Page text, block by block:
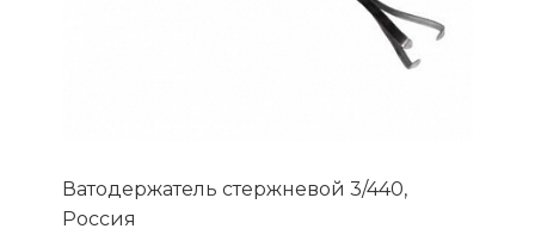
Ватодержатель стержневой 3/440,
Россия